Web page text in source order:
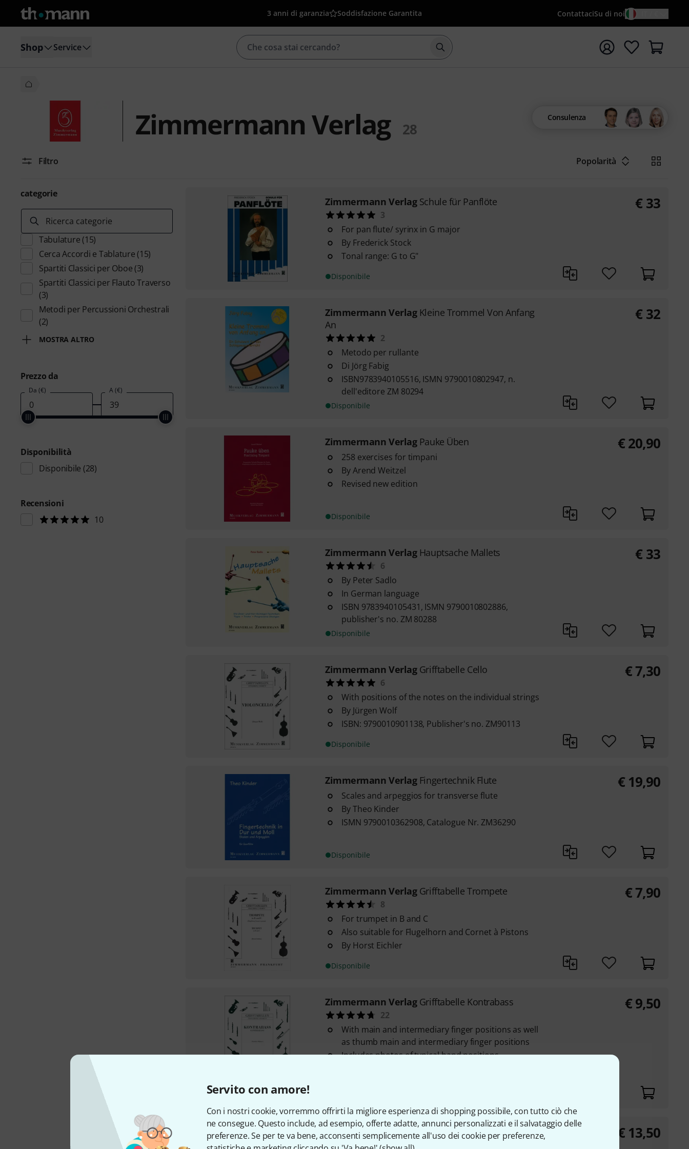
Servito con amore!
Con i nostri cookie, vorremmo offrirti la migliore esperienza di shopping possibile, con tutto ciò che
ne consegue. Questo include, ad esempio, offerte adatte, annunci personalizzati e il salvataggio delle
preferenze. Se per te va bene, acconsenti semplicemente all'uso dei cookie per preferenze,
3 anni di garanzia Soddisfazione Garantita ContattaciSu di noi
Shop Service Avviare la ricerca con il termine di ricerca {searchTerm}
Zimmermann Verlag 28
Consulenza
Filtro Popolarità
categorie
Ricerca categorie
Tabulature (15)
Cerca Accordi e Tablature (15)
Spartiti Classici per Oboe (3)
Spartiti Classici per Flauto Traverso
(3)
Metodi per Percussioni Orchestrali
(2)
MOSTRA ALTRO
Prezzo da
Da (€) A (€)
Disponibilità
Disponibile (28)
Recensioni
10
Zimmermann Verlag Schule für Panflöte
3
For pan flute/ syrinx in G major
By Frederick Stock
Tonal range: G to G"
Disponibile
€ 33
Zimmermann Verlag Kleine Trommel Von Anfang
An
2
Metodo per rullante
Di Jörg Fabig
ISBN9783940105516, ISMN 9790010802947, n.
dell'editore ZM 80294
Disponibile
€ 32
Zimmermann Verlag Pauke Üben
258 exercises for timpani
By Arend Weitzel
Revised new edition
Disponibile
€ 20,90
Zimmermann Verlag Hauptsache Mallets
6
By Peter Sadlo
In German language
ISBN 9783940105431, ISMN 9790010802886,
publisher's no. ZM 80288
Disponibile
€ 33
Zimmermann Verlag Grifftabelle Cello
6
With positions of the notes on the individual strings
By Jürgen Wolf
ISBN: 9790010901138, Publisher's no. ZM90113
Disponibile
€7,30
Zimmermann Verlag Fingertechnik Flute
Scales and arpeggios for transverse flute
By Theo Kinder
ISMN 9790010362908, Catalogue Nr. ZM36290
Disponibile
€ 19,90
Zimmermann Verlag Grifftabelle Trompete
8
For trumpet in B and C
Also suitable for Flugelhorn and Cornet à Pistons
By Horst Eichler
Disponibile
€7,90
Zimmermann Verlag Grifftabelle Kontrabass
22
With main and intermediary finger positions as well
as thumb main and intermediary finger positions
Includes photos of typical hand positions
€9,50
Zimmermann Verlag Sachse Konzert Bassposaune
Ernst Sachse: Concerto in Fa maggiore - Concerto
€ 13,50